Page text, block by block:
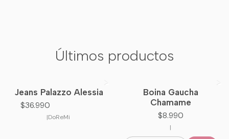
Últimos productos
Nuevo
Jeans Palazzo Alessia
$36.990
|DoReMi
NuevoBoina Gaucha
Chamame
$8.990
|